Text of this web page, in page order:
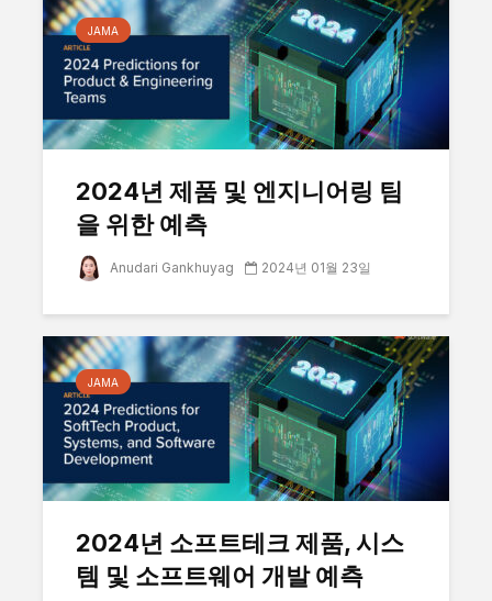
JAMA
2024년 제품 및 엔지니어링 팀
을 위한 예측
Anudari Gankhuyag 2024년 01월 23일
JAMA
2024년 소프트테크 제품, 시스
템 및 소프트웨어 개발 예측